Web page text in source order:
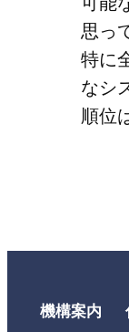
思っ
特に
なシ
順位
機構案内